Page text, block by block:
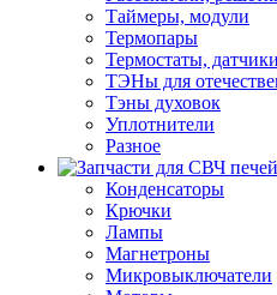
Таймеры, модули
Термопары
Термостаты,
ТЭНы для
Тэны духовок
Уплотнители
Разное
Конденсаторы
Крючки
Лампы
Магнетроны
Микровыключатели